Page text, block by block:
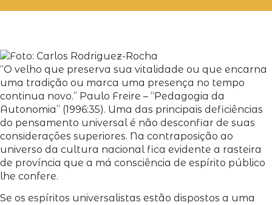
“O velho que preserva sua vitalidade ou que encarna
uma tradição ou marca uma presença no tempo
continua novo.” Paulo Freire – “Pedagogia da
Autonomia” (1996:35). Uma das principais deficiências
do pensamento universal é não desconfiar de suas
considerações superiores. Na contraposição ao
universo da cultura nacional fica evidente a rasteira
de província que a má consciência de espírito público
lhe confere.
Se os espíritos universalistas estão dispostos a uma